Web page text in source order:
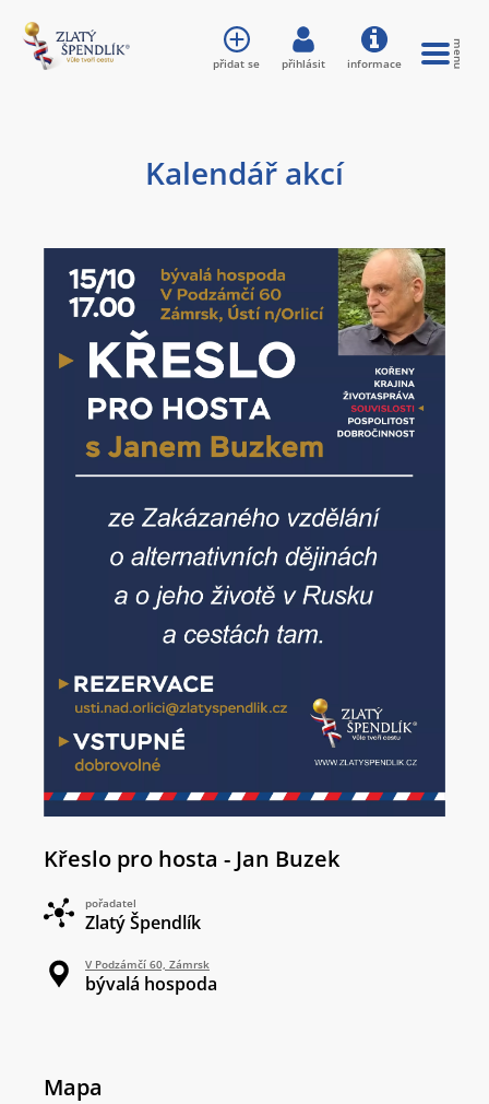
Kalendář akcí
Křeslo pro hosta - Jan Buzek
pořadatel
Zlatý Špendlík
V Podzámčí 60, Zámrsk
bývalá hospoda
Mapa
přidat se přihlásit informace